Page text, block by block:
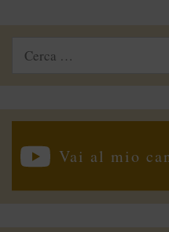
Ricerca
Vai al mio